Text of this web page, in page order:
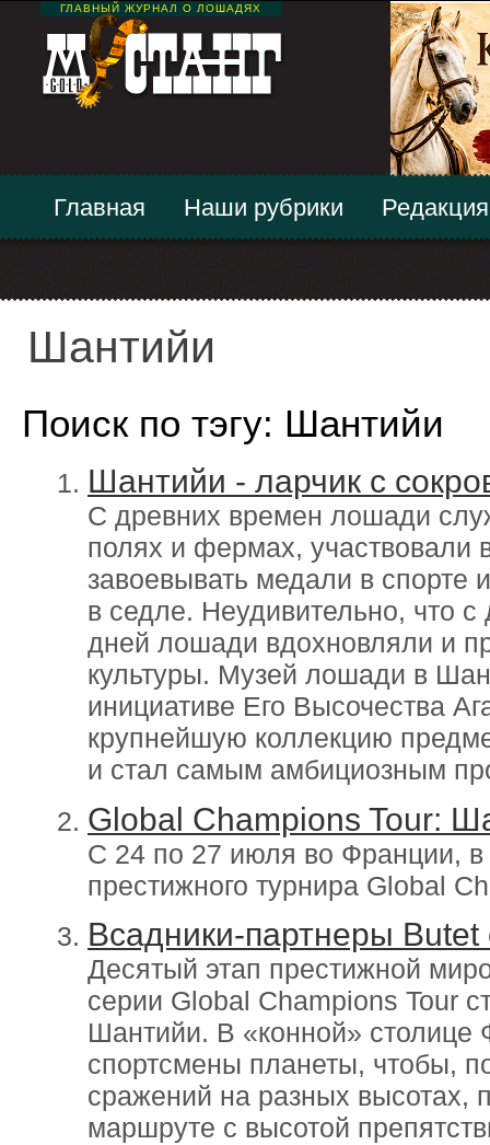
ГЛАВНЫЙ ЖУРНАЛ О ЛОШАДЯХ
Главная Наши рубрики Редакция
Шантийи
Поиск по тэгу: Шантийи
Шантийи - ларчик с
С древних времен лошади
полях и фермах, участвовали
завоевывать медали в спорте
в седле. Неудивительно, что
дней лошади вдохновляли и
культуры. Музей лошади в
инициативе Его Высочества
крупнейшую коллекцию
и стал самым амбициозным
Global Champions Tour:
С 24 по 27 июля во Франции,
престижного турнира Global
Всадники-партнеры
Десятый этап престижной
серии Global Champions Tour
Шантийи. В «конной»
спортсмены планеты, чтобы,
сражений на разных высотах,
маршруте с высотой